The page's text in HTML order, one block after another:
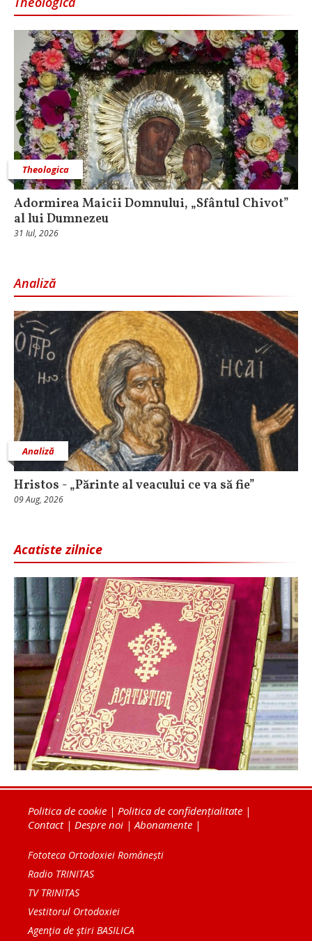
Theologica
Adormirea Maicii Domnului, „Sfântul Chivot”
al lui Dumnezeu
31 Iul, 2026
Analiză
Analiză
Hristos - „Părinte al veacului ce va să fie”
09 Aug, 2026
Acatiste zilnice
Politica de cookie | Politica de confidențialitate |
Contact| Despre noi | Abonamente |
Fototeca Ortodoxiei Românești
Radio TRINITAS
TV TRINITAS
Vestitorul Ortodoxiei
Agenţia de ştiri BASILICA